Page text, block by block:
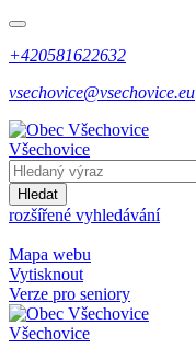
+420581622632
vsechovice@vsechovice.eu
Všechovice
Hledat
rozšířené vyhledávání
Mapa webu
Vytisknout
Verze pro seniory
Všechovice